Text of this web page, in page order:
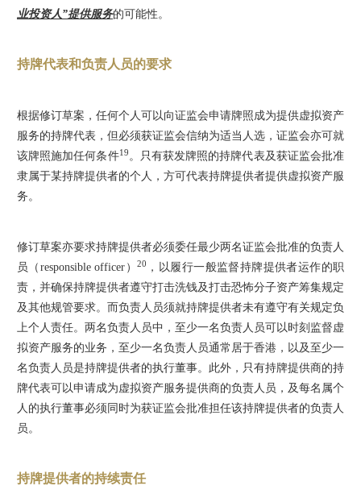
业投资人”提供服务的可能性。
持牌代表和负责人员的要求
根据修订草案，任何个人可以向证监会申请牌照成为提供虚拟资产
服务的持牌代表，但必须获证监会信纳为适当人选，证监会亦可就
该牌照施加任何条件19。只有获发牌照的持牌代表及获证监会批准
隶属于某持牌提供者的个人，方可代表持牌提供者提供虚拟资产服
务。
修订草案亦要求持牌提供者必须委任最少两名证监会批准的负责人
员（responsible officer）20
，以履行一般监督持牌提供者运作的职
责，并确保持牌提供者遵守打击洗钱及打击恐怖分子资产筹集规定
及其他规管要求。而负责人员须就持牌提供者未有遵守有关规定负
上个人责任。两名负责人员中，至少一名负责人员可以时刻监督虚
拟资产服务的业务，至少一名负责人员通常居于香港，以及至少一
名负责人员是持牌提供者的执行董事。此外，只有持牌提供商的持
牌代表可以申请成为虚拟资产服务提供商的负责人员，及每名属个
人的执行董事必须同时为获证监会批准担任该持牌提供者的负责人
员。
持牌提供者的持续责任